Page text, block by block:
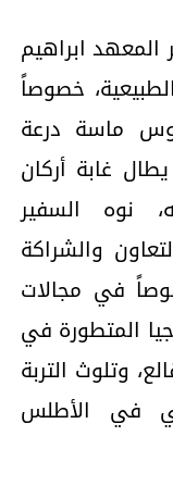
المعهد ابراهيم
خصوصاً
ماسة درعة
غابة أركان
نوه السفير
والشراكة
في مجالات
المتطورة في
وتلوث التربة
في الأطلس